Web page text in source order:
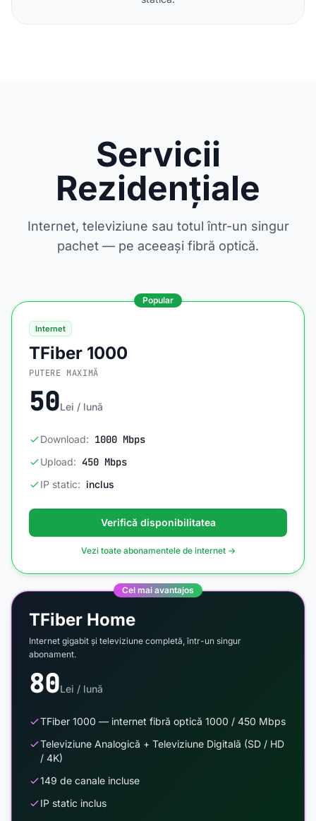
Servicii
Rezidențiale
Internet, televiziune sau totul într-un singur
pachet — pe aceeași fibră optică.
Popular
Internet
TFiber 1000
PUTERE MAXIMĂ
50Lei / lună
Download: 1000 Mbps
Upload: 450 Mbps
IP static: inclus
Verifică disponibilitatea
Vezi toate abonamentele de internet →
Cel mai avantajos
TFiber Home
Internet gigabit și televiziune completă, într-un singur
abonament.
80Lei / lună
TFiber 1000 — internet fibră optică 1000 / 450 Mbps
Televiziune Analogică + Televiziune Digitală (SD / HD
/ 4K)
149 de canale incluse
IP static inclus